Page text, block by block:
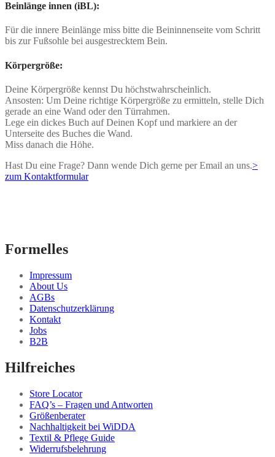
Beinlänge innen (iBL):
Für die innere Beinlänge miss bitte die Beininnenseite vom Schritt
bis zur Fußsohle bei ausgestrecktem Bein.
Körpergröße:
Deine Körpergröße kennst Du höchstwahrscheinlich.
Ansosten: Um Deine richtige Körpergröße zu ermitteln, stelle Dich
gerade an eine Wand oder den Türrahmen.
Lege ein dickes Buch auf Deinen Kopf und markiere an der
Unterseite des Buches die Wand.
Miss danach die Höhe.
Hast Du eine Frage? Dann wende Dich gerne per Email an uns.>
zum Kontaktformular
Formelles
Impressum
About Us
AGBs
Datenschutzerklärung
Kontakt
Jobs
B2B
Hilfreiches
Store Locator
FAQ’s – Fragen und Antworten
Größenberater
Nachhaltigkeit bei WiDDA
Textil & Pflege Guide
Widerrufsbelehrung